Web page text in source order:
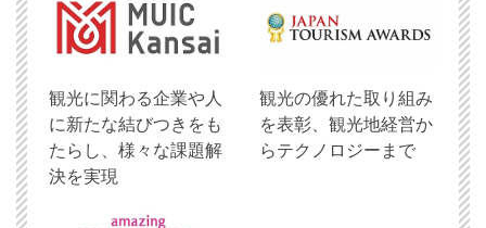
観光に関わる企業や人
に新たな結びつきをも
たらし、様々な課題解
決を実現
観光の優れた取り組み
を表彰、観光地経営か
らテクノロジーまで